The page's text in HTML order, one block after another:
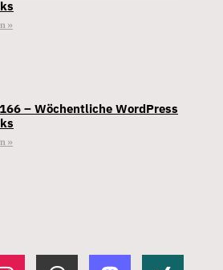
»
– Wöchentliche WordPress
»